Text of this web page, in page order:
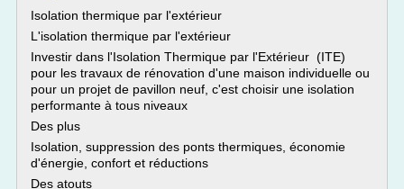
Isolation thermique par l'extérieur
L'isolation thermique par l'extérieur
Investir dans l'Isolation Thermique par l'Extérieur (ITE)
pour les travaux de rénovation d'une maison individuelle ou
pour un projet de pavillon neuf, c'est choisir une isolation
performante à tous niveaux
Des plus
Isolation, suppression des ponts thermiques, économie
d'énergie, confort et réductions
Des atouts